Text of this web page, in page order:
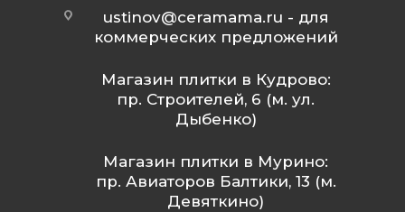
ustinov@ceramama.ru - для
коммерческих предложений
Магазин плитки в Кудрово:
пр. Строителей, 6 (м. ул.
Дыбенко)
Магазин плитки в Мурино:
пр. Авиаторов Балтики, 13 (м.
Девяткино)